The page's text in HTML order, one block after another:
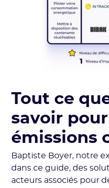
Tout ce
savoir
émissions
Baptiste Boyer, notre
dans ce guide, des
acteurs associés pour